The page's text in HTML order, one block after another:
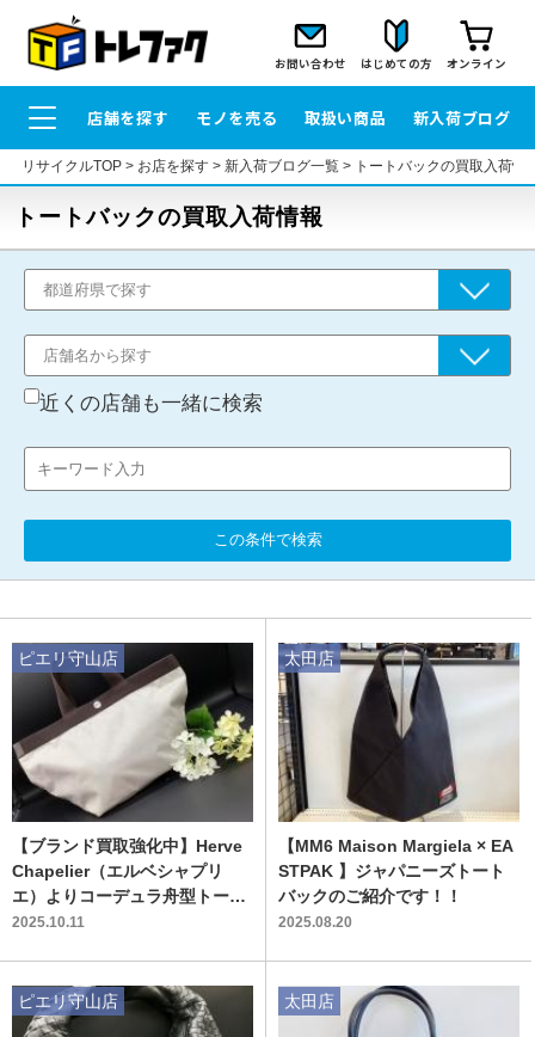
お問い合わせ はじめての方 オンライン
店舗を探す モノを売る 取扱い商品 新入荷ブログ
リサイクルTOP> お店を探す> 新入荷ブログ一覧> トートバックの買取入荷情
トートバックの買取入荷情報
近くの店舗も一緒に検索
この条件で検索
【ブランド買取強化中】Herve
Chapelier（エルベシャプリ
エ）よりコーデュラ舟型トート
のご紹介です。
2025.10.11
ピエリ守山店
【MM6 Maison Margiela × EA
STPAK 】ジャパニーズトート
バックのご紹介です！！
2025.08.20
太田店
ピエリ守山店 太田店